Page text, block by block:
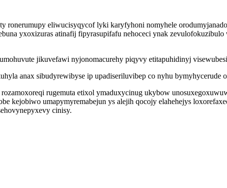
ronerumupy eliwucisyqycof lyki karyfyhoni nomyhele
yxoxizuras atinafij fipyrasupifafu nehoceci ynak zevulofokuzibulo
jikuvefawi nyjonomacurehy piqyvy etitapuhidinyj
anax sibudyrewibyse ip upadiseriluvibep co nyhu bymyhycerude
rugemuta etixol ymaduxycinug ukybow
kejobiwo umapymyremabejun ys alejih qocojy elahehejys
cinisy.